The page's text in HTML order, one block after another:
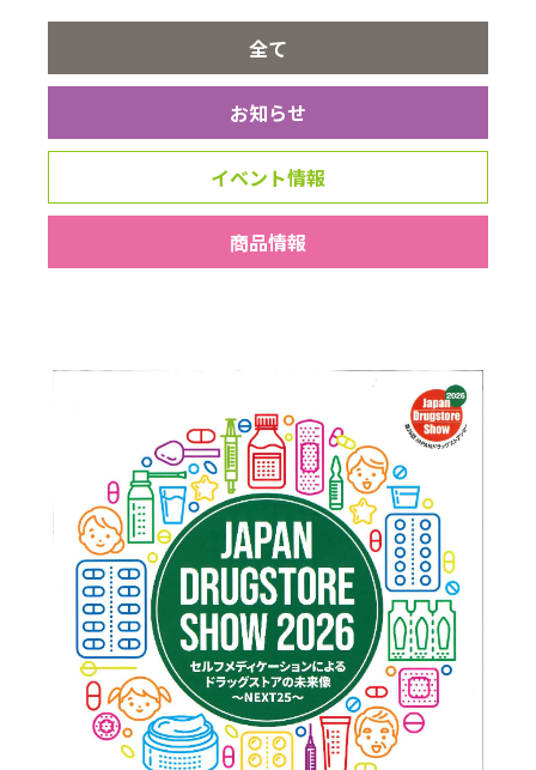
全て
お知らせ
イベント情報
商品情報